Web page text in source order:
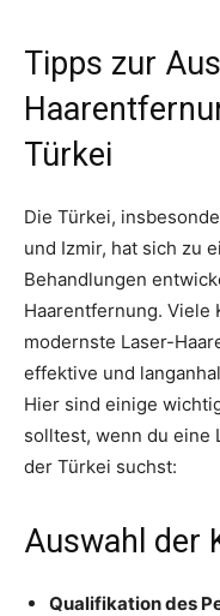
Tipps zur
Türkei
Die Türkei,
und Izmir, hat sich zu
Behandlungen
Haarentfernung. Viele
modernste Laser-
effektive und
Hier sind einige
solltest, wenn du eine
der Türkei suchst:
Auswahl der
Qualifikation des